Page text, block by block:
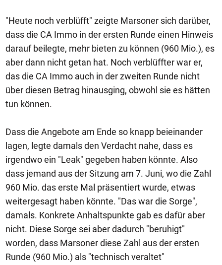
"Heute noch verblüfft" zeigte Marsoner sich darüber,
dass die CA Immo in der ersten Runde einen Hinweis
darauf beilegte, mehr bieten zu können (960 Mio.), es
aber dann nicht getan hat. Noch verblüffter war er,
das die CA Immo auch in der zweiten Runde nicht
über diesen Betrag hinausging, obwohl sie es hätten
tun können.
Dass die Angebote am Ende so knapp beieinander
lagen, legte damals den Verdacht nahe, dass es
irgendwo ein "Leak" gegeben haben könnte. Also
dass jemand aus der Sitzung am 7. Juni, wo die Zahl
960 Mio. das erste Mal präsentiert wurde, etwas
weitergesagt haben könnte. "Das war die Sorge",
damals. Konkrete Anhaltspunkte gab es dafür aber
nicht. Diese Sorge sei aber dadurch "beruhigt"
worden, dass Marsoner diese Zahl aus der ersten
Runde (960 Mio.) als "technisch veraltet"